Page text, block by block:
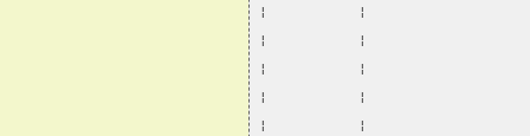
¦           ¦
¦           ¦
¦           ¦
¦           ¦
¦           ¦